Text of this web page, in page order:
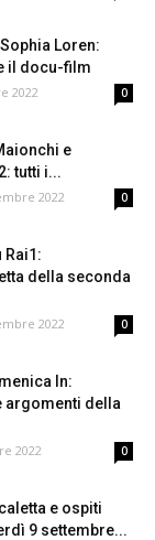
Loren:
il docu-film
2022 0
e
tutti i...
2022 0
Rai1:
della seconda
2022 0
In:
argomenti della
2022 0
e ospiti
9 settembre...